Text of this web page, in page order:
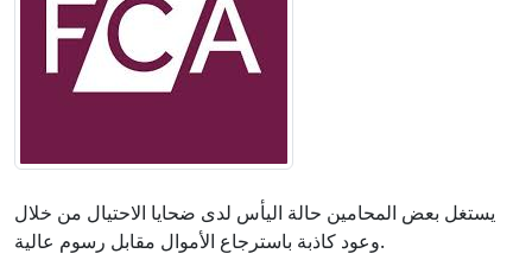
يستغل بعض المحامين حالة اليأس لدى ضحايا الاحتيال من خلال
وعود كاذبة باسترجاع الأموال مقابل رسوم عالية.